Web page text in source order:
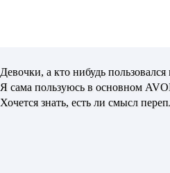
Девочки, а кто нибудь
Я сама пользуюсь в основном
Хочется знать, есть ли смысл